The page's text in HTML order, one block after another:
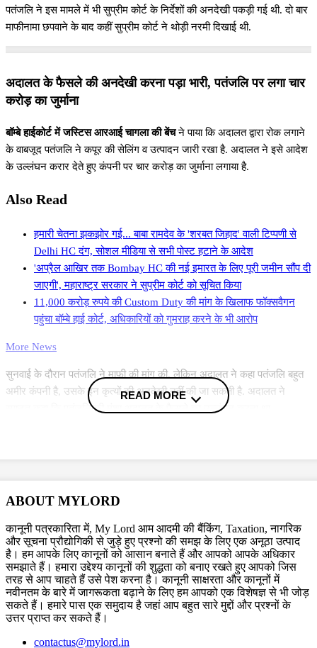
पतंजलि ने इस मामले में भी सुप्रीम कोर्ट के निर्देशों की अनदेखी पकड़ी गई थी. दो बार
माफीनामा छपवाने के बाद कहीं सुप्रीम कोर्ट ने थोड़ी नरमी दिखाई थी.
अदालत के फैसले की अनदेखी करना पड़ा भारी, पतंजलि पर लगा चार
करोड़ का जुर्माना
बॉम्बे हाईकोर्ट में जस्टिस आरआई चागला की बेंचने पाया कि अदालत द्वारा रोक लगाने
के वाबजूद पतंजलि ने कपूर की सेलिंग व उत्पादन जारी रखा है. अदालत ने इसे आदेश
के उल्लंघन करार देते हुए कंपनी पर चार करोड़ का जुर्माना लगाया है.
Also Read
हमारी चेतना झकझोर गई... बाबा रामदेव के 'शरबत जिहाद' वाली टिप्पणी से
Delhi HC दंग, सोशल मीडिया से सभी पोस्ट हटाने के आदेश
'अप्रैल आखिर तक Bombay HC की नई इमारत के लिए पूरी जमीन सौंप दी
जाएगी', महाराष्ट्र सरकार ने सुप्रीम कोर्ट को सूचित किया
11,000 करोड़ रुपये की Custom Duty की मांग के खिलाफ फॉक्सवैगन
पहुंचा बॉम्बे हाई कोर्ट, अधिकारियों को गुमराह करने के भी आरोप
More News
सुनवाई के दौरान पतंजलि ने माफी की मांग की. लेकिन अदालत ने कहा पतंजलि बहुत
अमीर कंपनी है, उसके इन कृत्यों की अनदेखी नहीं की जा सकती है. अदालत ने
स्पष्टत कहा कि पतंजलि की मंशा अदालत के फैसले का उल्लंघन करना था.
मार्केट में बेच रही थी, साथ ही उत्पादन भी कर रही थी. बॉम्बे हाईकोर्ट नेजुर्माने की चार
करोड़ की राशि पतंजलि आयुर्वेद को दो हफ्ते के भीतर जमा करने को कहा है.
पूरा मामला क्या है?
READ MORE
ABOUT MYLORD
कानूनी पत्रकारिता में, My Lord आम आदमी की बैंकिंग, Taxation, नागरिक
और सूचना प्रौद्योगिकी से जुड़े हुए प्रश्नो की समझ के लिए एक अनूठा उत्पाद
है। हम आपके लिए कानूनों को आसान बनाते हैं और आपको आपके अधिकार
समझाते हैं। हमारा उद्देश्य कानूनों की शुद्धता को बनाए रखते हुए आपको जिस
तरह से आप चाहते हैं उसे पेश करना है। कानूनी साक्षरता और कानूनों में
नवीनतम के बारे में जागरूकता बढ़ाने के लिए हम आपको एक विशेषज्ञ से भी जोड़
सकते हैं। हमारे पास एक समुदाय है जहां आप बहुत सारे मुद्दों और प्रश्नों के
उत्तर प्राप्त कर सकते हैं।
contactus@mylord.in